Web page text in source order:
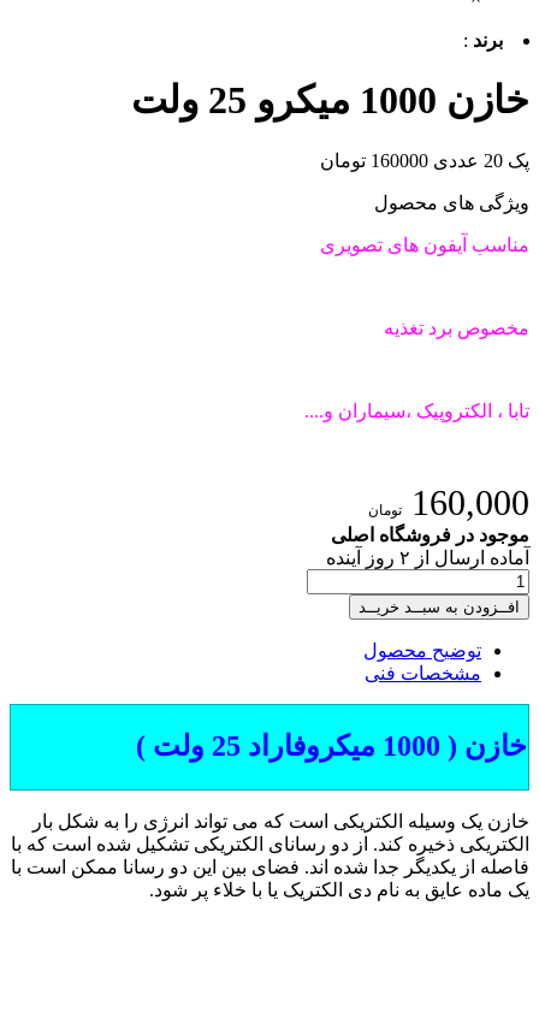
برند :
خازن 1000 میکرو 25 ولت
پک 20 عددی 160000 تومان
ویژگی های محصول
مناسب آیفون های تصویری
مخصوص برد تغذیه
تابا ، الکتروپیک ،سیماران و....
160,000 تومان
موجود در فروشگاه اصلی
آماده ارسال از ۲ روز آینده
افــزودن به سبــد خریــد
توضیح محصول
مشخصات فنی
خازن ( 1000 میکروفاراد 25 ولت )
خازن یک وسیله الکتریکی است که می تواند انرژی را به شکل بار
الکتریکی ذخیره کند. از دو رسانای الکتریکی تشکیل شده است که با
فاصله از یکدیگر جدا شده اند. فضای بین این دو رسانا ممکن است با
یک ماده عایق به نام دی الکتریک یا با خلاء پر شود.